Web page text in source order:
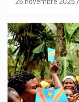
26 novembre 2025